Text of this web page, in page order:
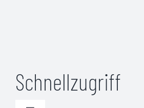
Schnellzugriff